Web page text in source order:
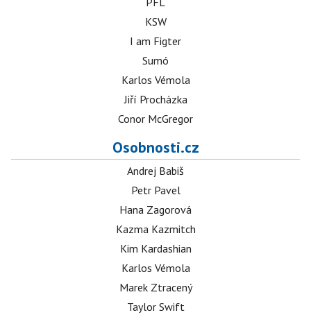
KSW
I am Figter
Sumó
Karlos Vémola
Jiří Procházka
Conor McGregor
Osobnosti.cz
Andrej Babiš
Petr Pavel
Hana Zagorová
Kazma Kazmitch
Kim Kardashian
Karlos Vémola
Marek Ztracený
Taylor Swift